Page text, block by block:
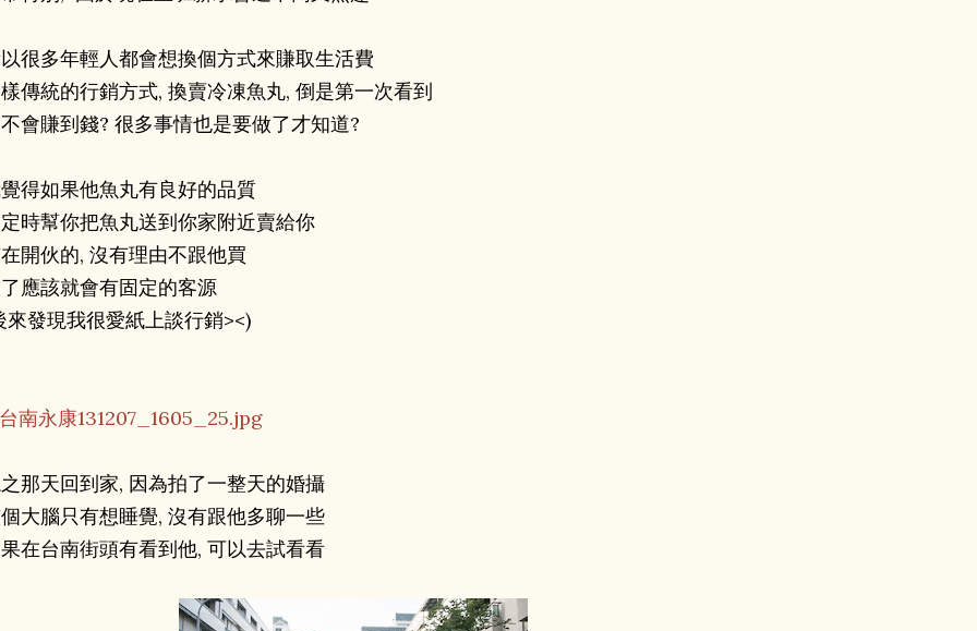
很多年輕人都會想換個方式來賺取生活費
傳統的行銷方式, 換賣冷凍魚丸, 倒是第一次看到
會賺到錢? 很多事情也是要做了才知道?
得如果他魚丸有良好的品質
時幫你把魚丸送到你家附近賣給你
開伙的, 沒有理由不跟他買
應該就會有固定的客源
來發現我很愛紙上談行銷><)
那天回到家, 因為拍了一整天的婚攝
大腦只有想睡覺, 沒有跟他多聊一些
在台南街頭有看到他, 可以去試看看